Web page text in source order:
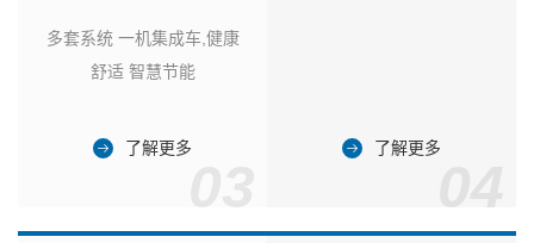
多套系统 一机集成车,健康
舒适 智慧节能
了解更多 了解更多